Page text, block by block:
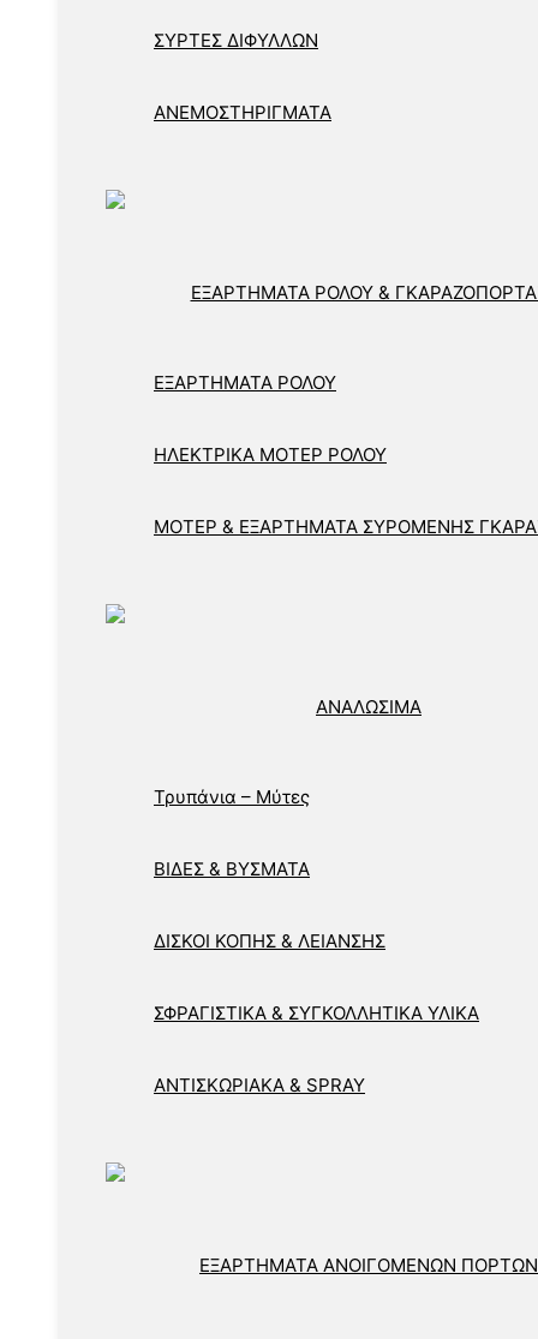
ΣΥΡΤΕΣ ΔΙΦΥΛΛΩΝ
ΑΝΕΜΟΣΤΗΡΙΓΜΑΤΑ
ΕΞΑΡΤΗΜΑΤΑ ΡΟΛΟΥ &
ΕΞΑΡΤΗΜΑΤΑ ΡΟΛΟΥ
ΗΛΕΚΤΡΙΚΑ ΜΟΤΕΡ ΡΟΛΟΥ
ΜΟΤΕΡ & ΕΞΑΡΤΗΜΑΤΑ ΣΥΡΟΜΕΝΗΣ
ΑΝΑΛΩΣΙΜΑ
Τρυπάνια – Μύτες
ΒΙΔΕΣ & ΒΥΣΜΑΤΑ
ΔΙΣΚΟΙ ΚΟΠΗΣ & ΛΕΙΑΝΣΗΣ
ΣΦΡΑΓΙΣΤΙΚΑ & ΣΥΓΚΟΛΛΗΤΙΚΑ ΥΛΙΚΑ
ΑΝΤΙΣΚΩΡΙΑΚΑ & SPRAY
ΕΞΑΡΤΗΜΑΤΑ ΑΝΟΙΓΟΜΕΝΩΝ ΠΟΡΤΩΝ